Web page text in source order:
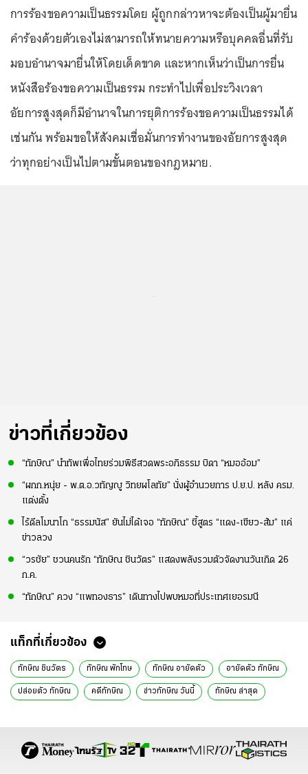
การร้องขอความเป็นธรรมโดย ผู้ถูกกล่าวหาจะต้องเป็นผู้มายื่น
คำร้องด้วยตัวเองไม่สามารถให้ทนายความหรือบุคคลอื่นที่รับ
มอบอำนาจมายื่นให้โดยเด็ดขาด และหากเห็นว่าเป็นการยื่น
หนังสือร้องขอความเป็นธรรม กระทำไปเพื่อประวิงเวลา
อัยการสูงสุดก็มีอำนาจในการยุติการร้องขอความเป็นธรรมได้
เช่นกัน พร้อมขอให้สังคมเชื่อมั่นการทำงานของอัยการสูงสุด
ว่าทุกอย่างเป็นไปตามขั้นตอนของกฎหมาย.
ข่าวที่เกี่ยวข้อง
“ทักษิณ” นำทัพเพื่อไทยร่วมพิธีสวดพระอภิธรรม บิดา “หมออ้อม”
“ผกก.หนุ่ย - พ.ต.อ.วทัญญู วิทยผโลทัย” นั่งผู้อำนวยการ ป.ย.ป. หลัง ครม.
แต่งตั้ง
ไร้ดีลโมนาโก “ธรรมนัส” ยันไม่ได้เจอ “ทักษิณ” ชี้สูตร “แดง-เขียว-ส้ม” แค่
ข่าวลวง
“วรชัย” ชวนคนรัก “ทักษิณ ชินวัตร” แสดงพลังรวมตัวจัดงานวันเกิด 26
ก.ค.
“ทักษิณ” ควง “แพทองธาร” เดินทางไปพบหมอที่ประเทศเยอรมนี
แท็กที่เกี่ยวข้อง
ทักษิณ ชินวัตร ทักษิณ พักโทษ ทักษิณ อายัดตัว อายัดตัว ทักษิณ
ปล่อยตัว ทักษิณ คดีทักษิณ ข่าวทักษิณ วันนี้ ทักษิณ ล่าสุด